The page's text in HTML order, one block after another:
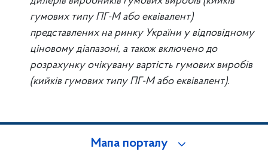
гумових типу ПГ-М або еквівалент)
представлених на ринку України у відповідному
ціновому діапазоні, а також включено до
розрахунку очікувану вартість гумових виробів
(кийків гумових типу ПГ-М або еквівалент).
Мапа порталу